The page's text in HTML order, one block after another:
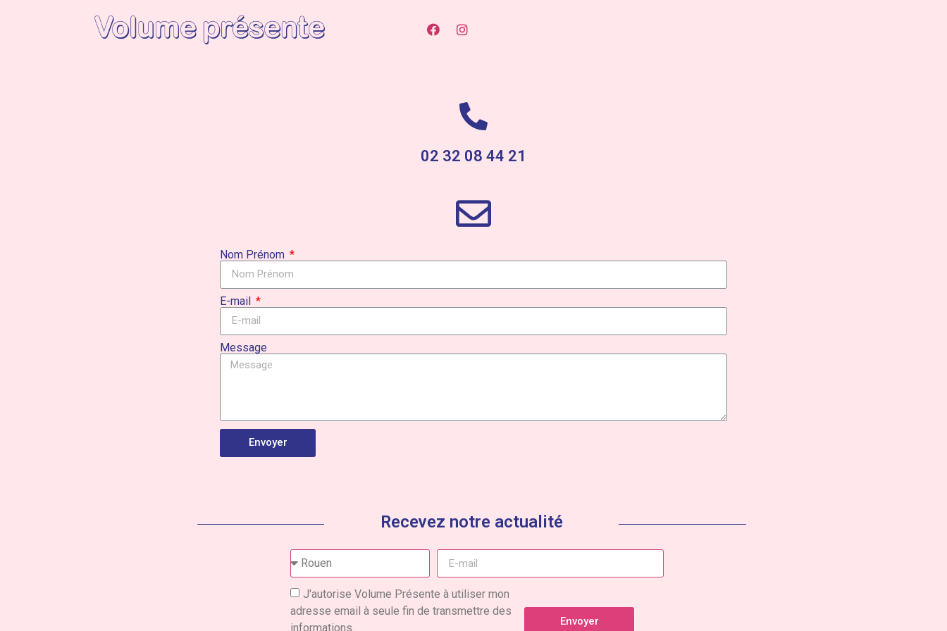
02 32 08 44 21
Nom Prénom
E-mail
Message
Envoyer
Recevez notre actualité
J'autorise Volume Présente à utiliser mon
adresse email à seule fin de transmettre des
informations.
Envoyer